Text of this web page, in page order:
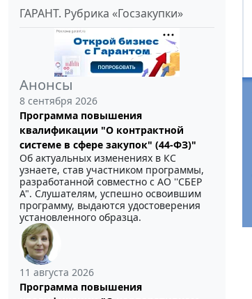
ГАРАНТ. Рубрика «Госзакупки»
Анонсы
8 сентября 2026
Программа повышения
квалификации "О контрактной
системе в сфере закупок" (44-ФЗ)"
Об актуальных изменениях в КС
узнаете, став участником программы,
разработанной совместно с АО ''СБЕР
А". Слушателям, успешно освоившим
программу, выдаются удостоверения
установленного образца.
11 августа 2026
Программа повышения